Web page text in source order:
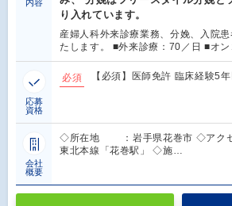
内容
り入れています。
産婦人科外来診療業務、分娩、入院
たします。 ■外来診療：70／日 ■オン
応募
資格
必須 【必須】医師免許 臨床経験5
会社
概要
◇所在地 ：岩手県花巻市 ◇アク
東北本線「花巻駅」 ◇施…